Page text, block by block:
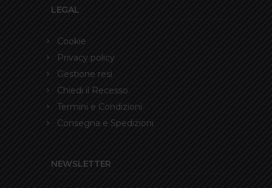
LEGAL
Cookie
Privacy policy
Gestione resi
Chiedi il Recesso
Termini e Condizioni
Consegna e Spedizioni
NEWSLETTER